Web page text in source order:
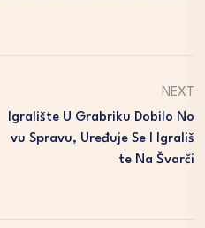
NEXT
Igralište U Grabriku Dobilo No
Vu Spravu, Uređuje Se I Igrališ
Te Na Švarči